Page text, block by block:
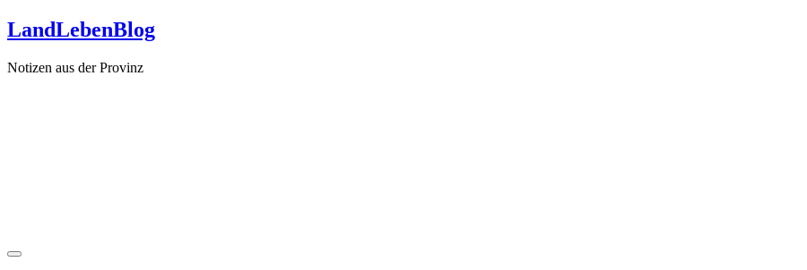
Zum
Inhalt
LandLebenBlog
Notizen aus der Provinz